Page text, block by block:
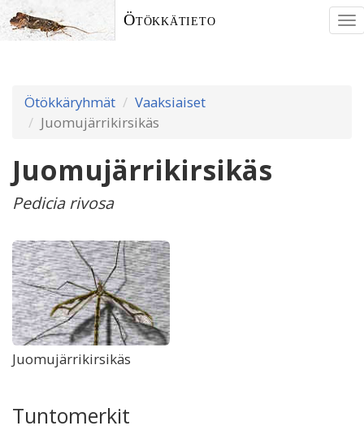
Ötökkätieto
Ötökkäryhmät
Vaaksiaiset
Juomujärrikirsikäs
Juomujärrikirsikäs
Pedicia rivosa
Juomujärrikirsikäs
Tuntomerkit